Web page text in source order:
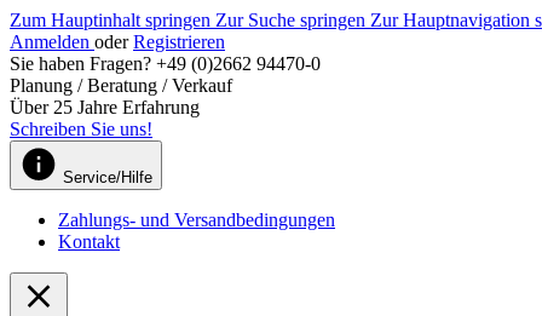
Zum Hauptinhalt springen Zur Suche springen Zur Hauptnavigation
Anmelden oder Registrieren
Sie haben Fragen? +49 (0)2662 94470-0
Planung / Beratung / Verkauf
Über 25 Jahre Erfahrung
Schreiben Sie uns!
Service/Hilfe
Zahlungs- und Versandbedingungen
Kontakt